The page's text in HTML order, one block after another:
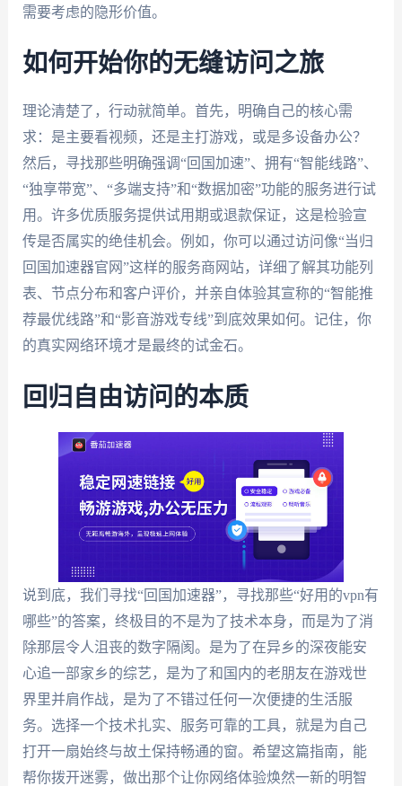
需要考虑的隐形价值。
如何开始你的无缝访问之旅
理论清楚了，行动就简单。首先，明确自己的核心需
求：是主要看视频，还是主打游戏，或是多设备办公？
然后，寻找那些明确强调“回国加速”、拥有“智能线路”、
“独享带宽”、“多端支持”和“数据加密”功能的服务进行试
用。许多优质服务提供试用期或退款保证，这是检验宣
传是否属实的绝佳机会。例如，你可以通过访问像“当归
回国加速器官网”这样的服务商网站，详细了解其功能列
表、节点分布和客户评价，并亲自体验其宣称的“智能推
荐最优线路”和“影音游戏专线”到底效果如何。记住，你
的真实网络环境才是最终的试金石。
回归自由访问的本质
说到底，我们寻找“回国加速器”，寻找那些“好用的vpn有
哪些”的答案，终极目的不是为了技术本身，而是为了消
除那层令人沮丧的数字隔阂。是为了在异乡的深夜能安
心追一部家乡的综艺，是为了和国内的老朋友在游戏世
界里并肩作战，是为了不错过任何一次便捷的生活服
务。选择一个技术扎实、服务可靠的工具，就是为自己
打开一扇始终与故土保持畅通的窗。希望这篇指南，能
帮你拨开迷雾，做出那个让你网络体验焕然一新的明智